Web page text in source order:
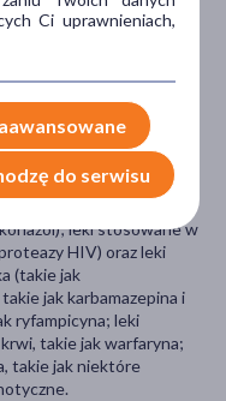
tramadol (lek
(stosowany w leczeniu
metylenowy (stosowany
we krwi) i
perforatum)
w schizofrenii, takie jak
leki na silny ból,
w zakażeniach
stosowane w
leki stosowane w
HIV) oraz leki
(takie jak
jak karbamazepina i
ryfampicyna; leki
takie jak warfaryna;
takie jak niektóre
Ci uprawnieniach,
do serwisu